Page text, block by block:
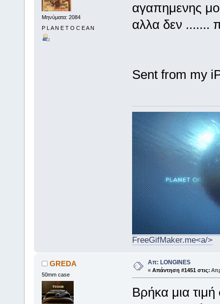
Μηνύματα: 2084
P L A N E T O C E A N
αγαπημενης
αλλα δεν .......
Sent from my
FreeGifMaker.me<a/>
GREDA
50mm case
Απ: LONGINES
« Απάντηση #1451 στις:
Βρήκα μια